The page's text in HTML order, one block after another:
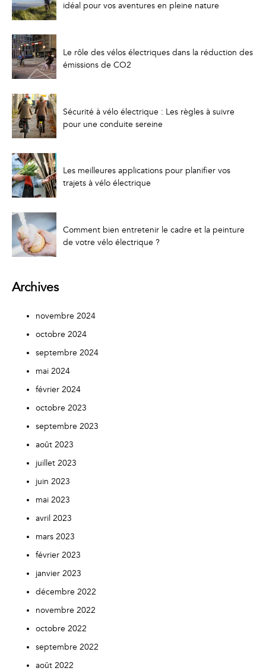
idéal pour vos aventures en pleine nature
Le rôle des vélos électriques dans la réduction des
émissions de CO2
Sécurité à vélo électrique : Les règles à suivre
pour une conduite sereine
Les meilleures applications pour planifier vos
trajets à vélo électrique
Comment bien entretenir le cadre et la peinture
de votre vélo électrique ?
Archives
novembre 2024
octobre 2024
septembre 2024
mai 2024
février 2024
octobre 2023
septembre 2023
août 2023
juillet 2023
juin 2023
mai 2023
avril 2023
mars 2023
février 2023
janvier 2023
décembre 2022
novembre 2022
octobre 2022
septembre 2022
août 2022